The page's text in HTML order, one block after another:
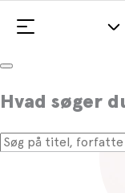
Hvad søger